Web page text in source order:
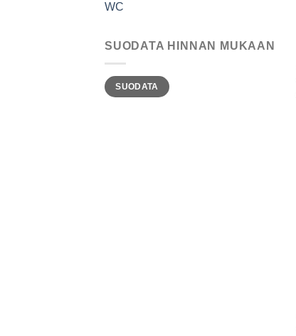
WC
SUODATA HINNAN MUKAAN
Minimihinta
Maksimihinta
SUODATA